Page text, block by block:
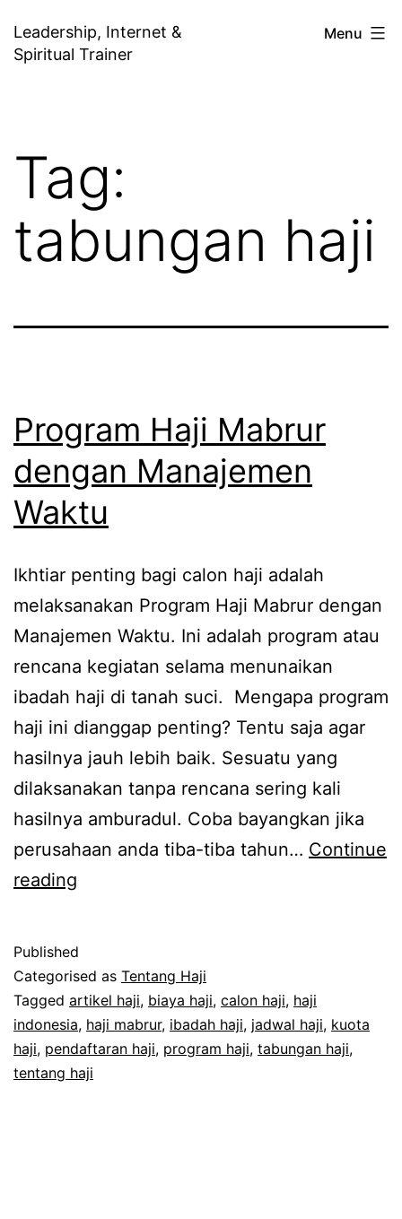
to
Leadership, Internet &
Spiritual Trainer
Menu
Tag:
tabungan haji
Program Haji Mabrur
dengan Manajemen
Waktu
Ikhtiar penting bagi calon haji adalah
melaksanakan Program Haji Mabrur dengan
Manajemen Waktu. Ini adalah program atau
rencana kegiatan selama menunaikan
ibadah haji di tanah suci. Mengapa program
haji ini dianggap penting? Tentu saja agar
hasilnya jauh lebih baik. Sesuatu yang
dilaksanakan tanpa rencana sering kali
hasilnya amburadul. Coba bayangkan jika
perusahaan anda tiba-tiba tahun… Continue
reading
dengan
Manajemen
Waktu
Published
Categorised as Tentang Haji
Tagged artikel haji, biaya haji, calon haji, haji
indonesia, haji mabrur, ibadah haji, jadwal haji, kuota
haji, pendaftaran haji, program haji, tabungan haji,
tentang haji